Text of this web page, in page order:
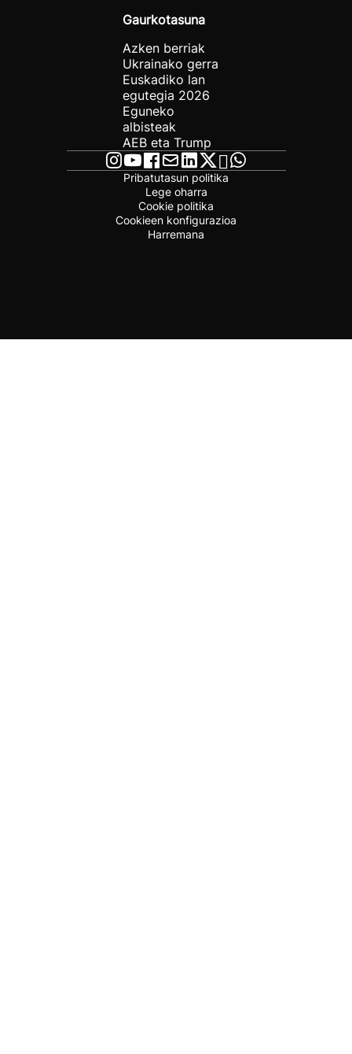
Gaurkotasuna
Azken berriak
Ukrainako gerra
Euskadiko lan
egutegia 2026
Eguneko
albisteak
AEB eta Trump
Pribatutasun politika
Lege oharra
Cookie politika
Cookieen konfigurazioa
Harremana